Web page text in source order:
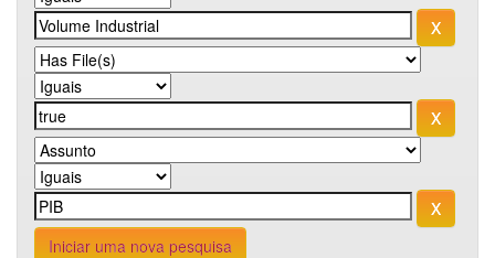
Iniciar uma nova pesquisa